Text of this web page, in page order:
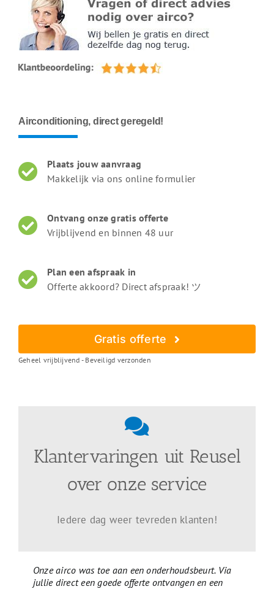
Airconditioning, direct geregeld!
Plaats jouw aanvraag
Makkelijk via ons online formulier
Ontvang onze gratis offerte
Vrijblijvend en binnen 48 uur
Plan een afspraak in
Offerte akkoord? Direct afspraak! ツ
Gratis offerte
Geheel vrijblijvend - Beveiligd verzonden
Klantervaringen uit Reusel
over onze service
Iedere dag weer tevreden klanten!
Onze airco was toe aan een onderhoudsbeurt. Via
jullie direct een goede offerte ontvangen en een